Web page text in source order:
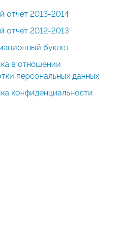
отчет 2013-2014
отчет 2012-2013
буклет
в отношении
персональных данных
конфиденциальности